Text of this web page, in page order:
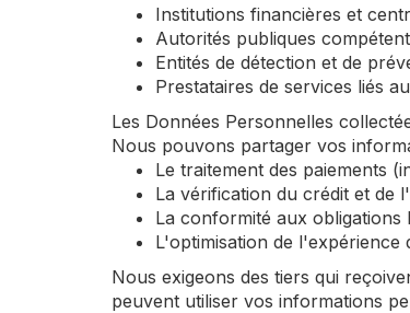
Institutions financières et
Autorités publiques
Entités de détection et de
Prestataires de services liés
Les Données Personnelles
Nous pouvons partager vos
Le traitement des paiements
La vérification du crédit et de
La conformité aux obligations
L'optimisation de l'expérience
Nous exigeons des tiers qui
peuvent utiliser vos informations